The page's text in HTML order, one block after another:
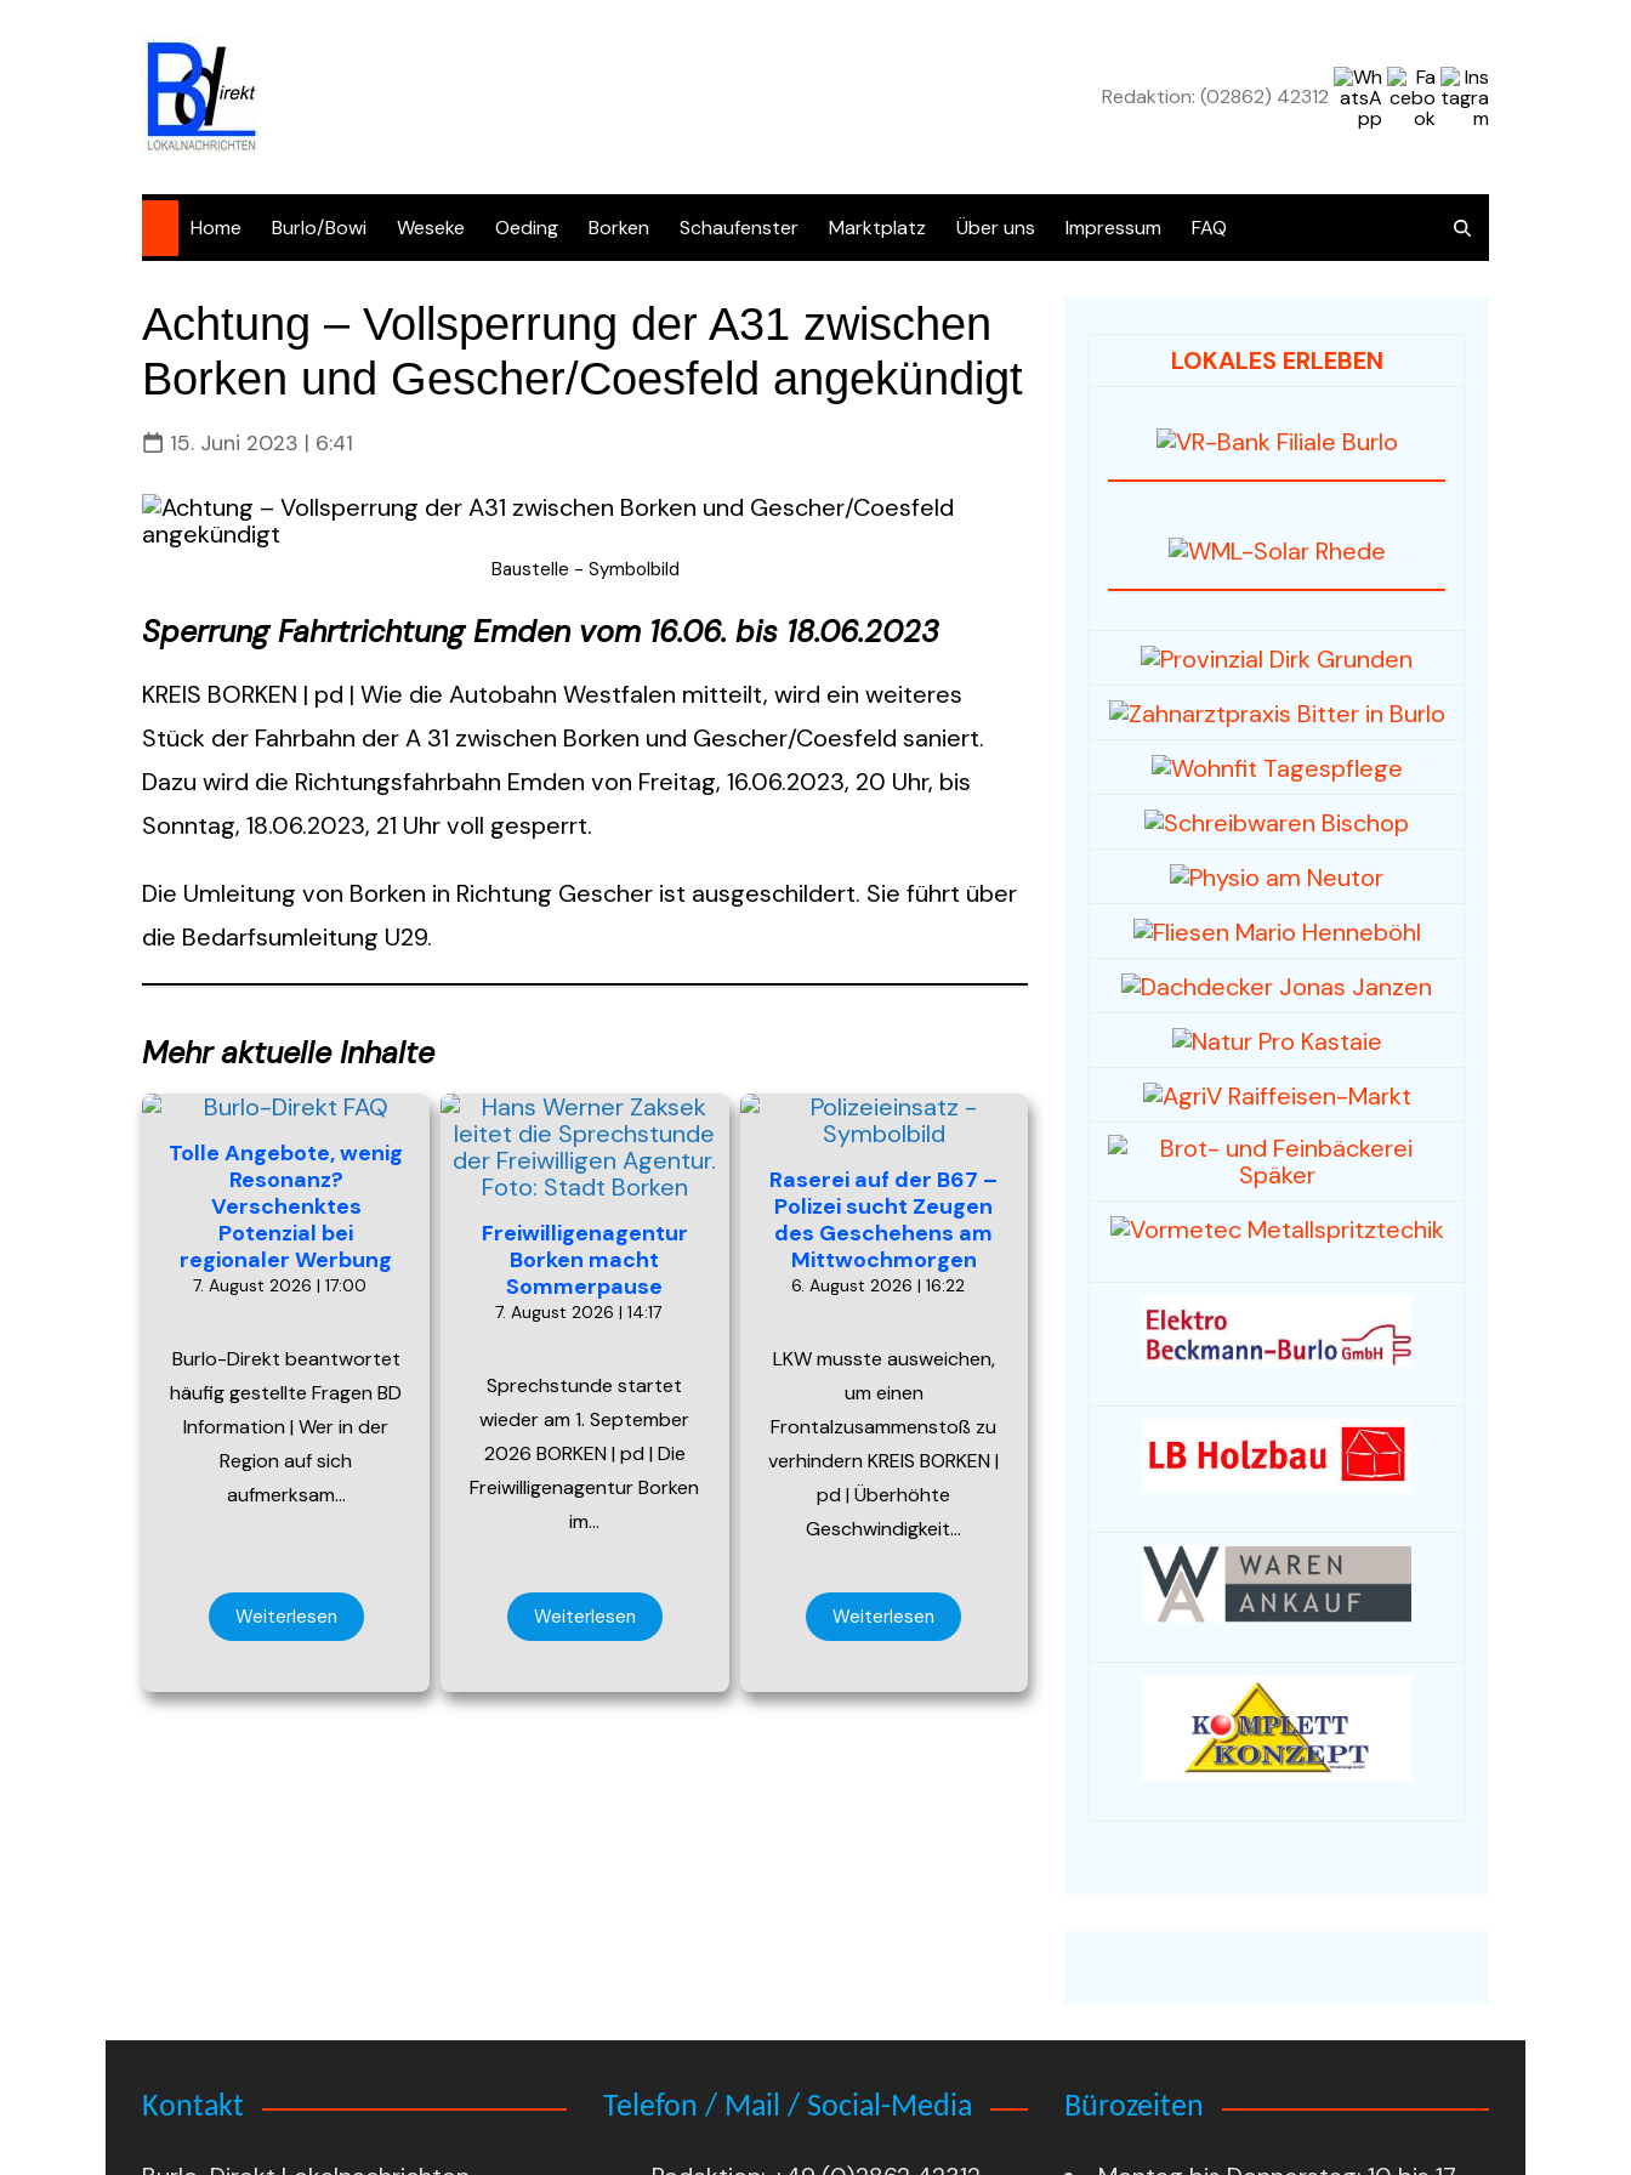
Redaktion: (02862) 42312
Home Burlo/Bowi Weseke Oeding Borken Schaufenster Marktplatz
Info & FAQ
Regelwerk & Datenschutz
Übersicht alle Angebote
Audio / HiFi / Electronic
Bücher / Antiquariat
Fahrzeuge / Fahrräder
Mode / Bekleidung
Hobby/Musikinstrumente
& Zubehör
Spielwaren /
Sammlerstücke
Sport, -kleidung & -
geräte
Über uns Impressum FAQ
Achtung – Vollsperrung der A31 zwischen
Borken und Gescher/Coesfeld angekündigt
15. Juni 2023 | 6:41
Baustelle - Symbolbild
Sperrung Fahrtrichtung Emden vom 16.06. bis 18.06.2023
KREIS BORKEN | pd | Wie die Autobahn Westfalen mitteilt, wird ein weiteres
Stück der Fahrbahn der A 31 zwischen Borken und Gescher/Coesfeld saniert.
Dazu wird die Richtungsfahrbahn Emden von Freitag, 16.06.2023, 20 Uhr, bis
Sonntag, 18.06.2023, 21 Uhr voll gesperrt.
Die Umleitung von Borken in Richtung Gescher ist ausgeschildert. Sie führt über
die Bedarfsumleitung U29.
Mehr aktuelle Inhalte
Tolle Angebote, wenig
Resonanz?
Verschenktes
Potenzial bei
regionaler Werbung
7. August 2026 | 17:00
Burlo-Direkt beantwortet
häufig gestellte Fragen BD
Information | Wer in der
Region auf sich
aufmerksam…
Weiterlesen
Freiwilligenagentur
Borken macht
Sommerpause
7. August 2026 | 14:17
Sprechstunde startet
wieder am 1. September
2026 BORKEN | pd | Die
Freiwilligenagentur Borken
im…
Weiterlesen
Raserei auf der B67 –
Polizei sucht Zeugen
des Geschehens am
Mittwochmorgen
6. August 2026 | 16:22
LKW musste ausweichen,
um einen
Frontalzusammenstoß zu
verhindern KREIS BORKEN |
pd | Überhöhte
Geschwindigkeit…
Weiterlesen
LOKALES ERLEBEN
Kontakt Telefon / Mail / Social-Media Bürozeiten